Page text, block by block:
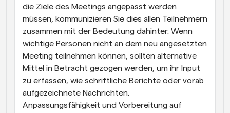
die Ziele des Meetings angepasst werden
müssen, kommunizieren Sie dies allen Teilnehmern
zusammen mit der Bedeutung dahinter. Wenn
wichtige Personen nicht an dem neu angesetzten
Meeting teilnehmen können, sollten alternative
Mittel in Betracht gezogen werden, um ihr Input
zu erfassen, wie schriftliche Berichte oder vorab
aufgezeichnete Nachrichten.
Anpassungsfähigkeit und Vorbereitung auf